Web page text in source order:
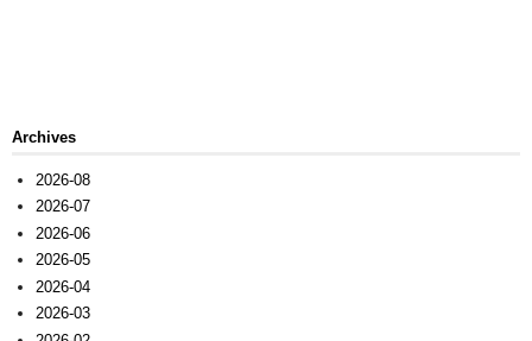
Archives
2026-08
2026-07
2026-06
2026-05
2026-04
2026-03